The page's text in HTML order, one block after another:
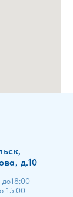
д.10
15:00